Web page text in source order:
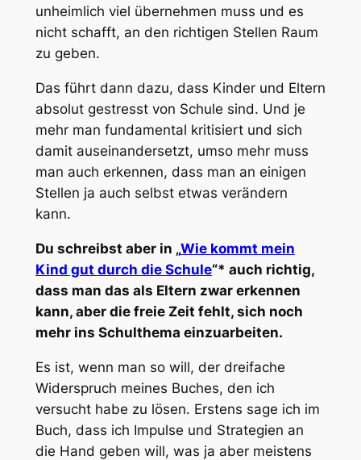
unheimlich viel übernehmen muss und es
nicht schafft, an den richtigen Stellen Raum
zu geben.
Das führt dann dazu, dass Kinder und Eltern
absolut gestresst von Schule sind. Und je
mehr man fundamental kritisiert und sich
damit auseinandersetzt, umso mehr muss
man auch erkennen, dass man an einigen
Stellen ja auch selbst etwas verändern
kann.
Du schreibst aber in „Wie kommt mein
Kind gut durch die Schule“* auch richtig,
dass man das als Eltern zwar erkennen
kann, aber die freie Zeit fehlt, sich noch
mehr ins Schulthema einzuarbeiten.
Es ist, wenn man so will, der dreifache
Widerspruch meines Buches, den ich
versucht habe zu lösen. Erstens sage ich im
Buch, dass ich Impulse und Strategien an
die Hand geben will, was ja aber meistens